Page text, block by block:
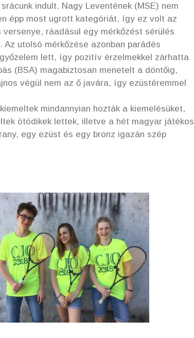
indult. Nagy Leventének (MSE) nem
épp most ugrott kategóriát, így ez volt az
versenye, ráadásul egy mérkőzést sérülés
utolsó mérkőzése azonban parádés
lett, így pozitív érzelmekkel zárhatta
(BSA) magabiztosan menetelt a döntőig,
végül nem az ő javára, így ezüstéremmel
mindannyian hozták a kiemelésüket,
ötödikek lettek, illetve a hét magyar játékos
egy ezüst és egy bronz igazán szép